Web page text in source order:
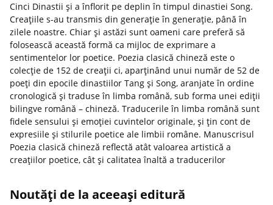
Cinci Dinastii şi a înflorit pe deplin în timpul dinastiei Song.
Creaţiile s-au transmis din generaţie în generaţie, până în
zilele noastre. Chiar şi astăzi sunt oameni care preferă să
folosească această formă ca mijloc de exprimare a
sentimentelor lor poetice. Poezia clasică chineză este o
colecție de 152 de creații ci, aparținând unui număr de 52 de
poeți din epocile dinastiilor Tang şi Song, aranjate în ordine
cronologică și traduse în limba română, sub forma unei ediții
bilingve română – chineză. Traducerile în limba română sunt
fidele sensului și emoției cuvintelor originale, și țin cont de
expresiile și stilurile poetice ale limbii române. Manuscrisul
Poezia clasică chineză reflectă atât valoarea artistică a
creațiilor poetice, cât și calitatea înaltă a traducerilor
Noutăți de la aceeași editură